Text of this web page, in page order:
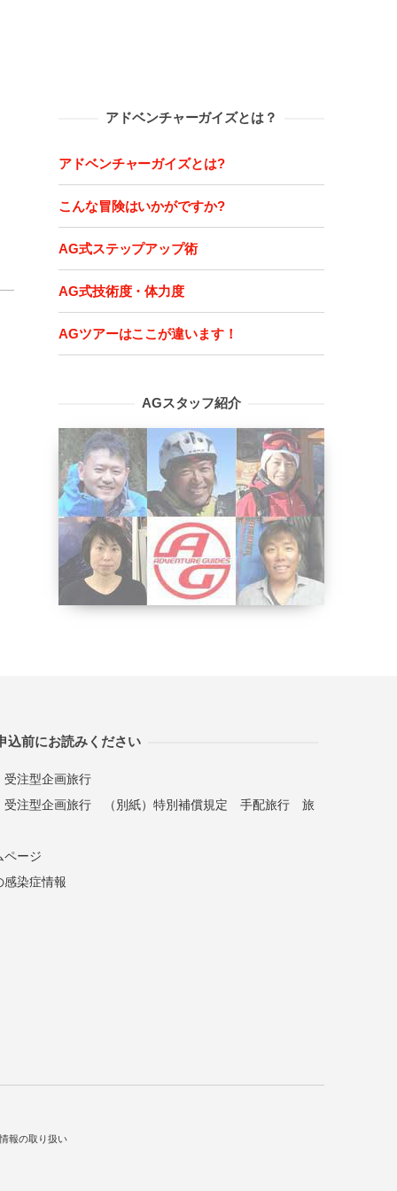
アドベンチャーガイズとは？
アドベンチャーガイズとは?
こんな冒険はいかがですか?
AG式ステップアップ術
AG式技術度・体力度
AGツアーはここが違います！
AGスタッフ紹介
込前にお読みください
受注型企画旅行
受注型企画旅行
（別紙）特別補償規定 手配旅行 旅
ページ
感染症情報
報の取り扱い